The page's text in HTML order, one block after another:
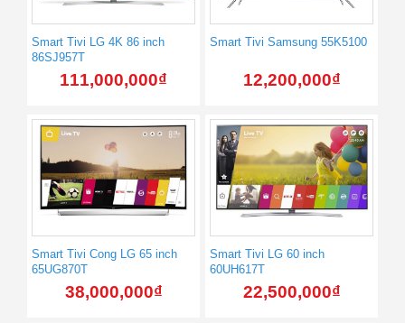
Smart Tivi LG 4K 86 inch
86SJ957T
111,000,000₫
Smart Tivi Samsung 55K5100
12,200,000₫
Smart Tivi Cong LG 65 inch
65UG870T
38,000,000₫
Smart Tivi LG 60 inch
60UH617T
22,500,000₫